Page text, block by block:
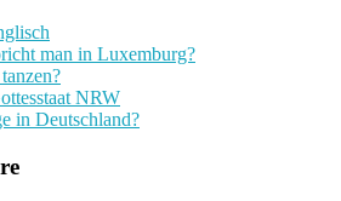
man in Luxemburg?
NRW
in Deutschland?